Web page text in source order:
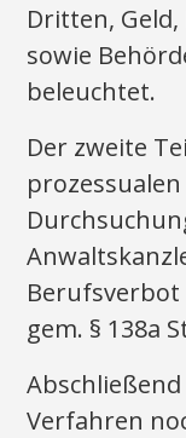
Dritten,
sowie
beleuchtet.
Der zweite
gem. § 138a
Verfahren